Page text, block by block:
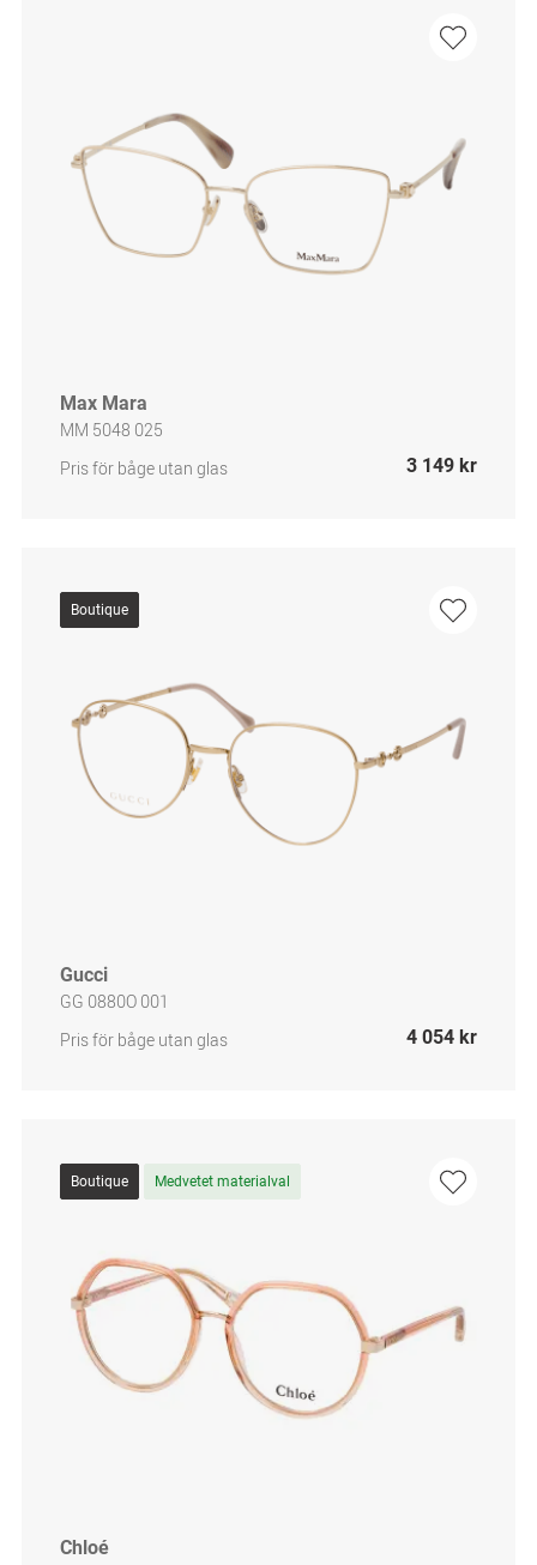
Max Mara
MM 5048 025
Pris för båge utan glas
3 149 kr
Boutique
Gucci
GG 0880O 001
Pris för båge utan glas
4 054 kr
Boutique Medvetet materialval
Chloé